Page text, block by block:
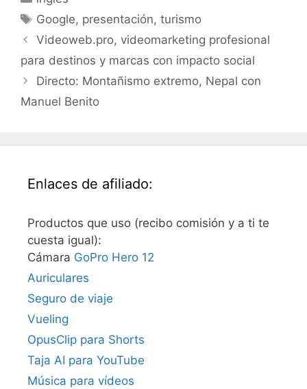
Etiquetas
Google, presentación,turismo
Videoweb.pro, videomarketing profesional
para destinos y marcas con impacto social
Directo: Montañismo extremo, Nepal con
Manuel Benito
Enlaces de afiliado:
Productos que uso (recibo comisión y a ti te
cuesta igual):
Cámara GoPro Hero 12
Auriculares
Seguro de viaje
Vueling
OpusClip para Shorts
Taja AI para YouTube
Música para vídeos